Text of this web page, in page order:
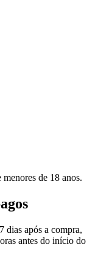
de 18 anos.
dias após a compra,
antes do início do